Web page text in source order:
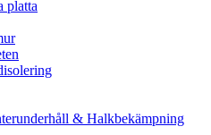
platta
& Halkbekämpning